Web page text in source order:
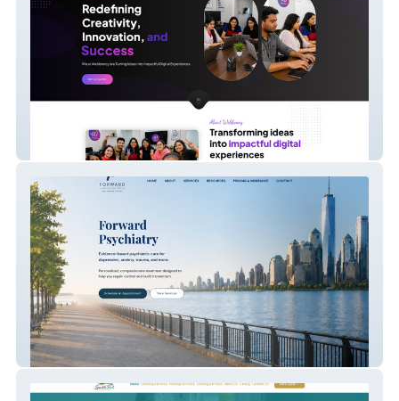
Webbency
New-Forward Psychiatry